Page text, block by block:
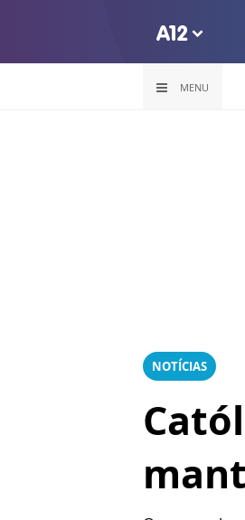
MENU
NOTÍCIAS